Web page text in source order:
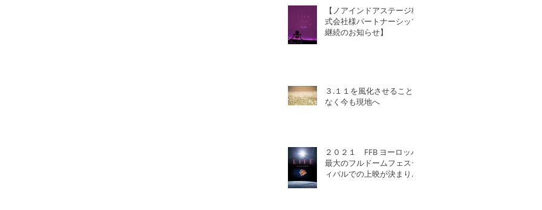
【ノアインドアステージ株
式会社様パートナーシップ
継続のお知らせ】
３.１１を風化させること
なく今も現地へ
２０２１ FFB ヨーロッパ
最大のフルドームフェステ
ィバルでの上映が決まりま